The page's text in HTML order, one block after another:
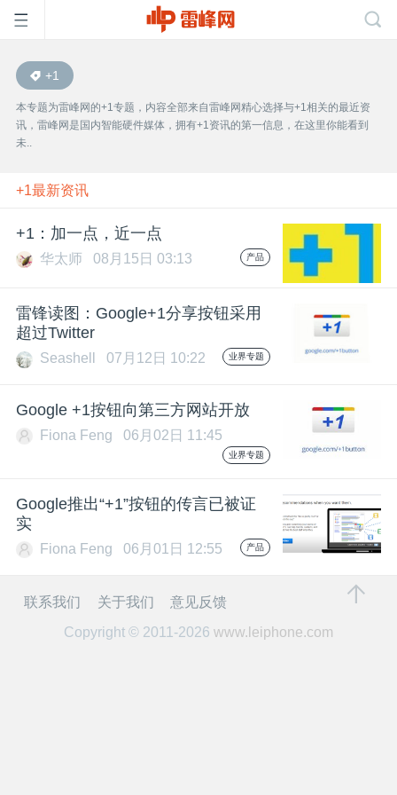
首
页
雷
峰
活
动
中
+1
本专题为雷峰网的+1专题，内容全部来自雷峰网精心选择与+1相关的最近资
讯，雷峰网是国内智能硬件媒体，拥有+1资讯的第一信息，在这里你能看到
未..
+1最新资讯
+1：加一点，近一点
华太师 08月15日 03:13 产品
雷锋读图：Google+1分享按钮采用
超过Twitter
Seashell 07月12日 10:22 业界专题
Google +1按钮向第三方网站开放
Fiona Feng 06月02日 11:45
业界专题
Google推出“+1”按钮的传言已被证
实
Fiona Feng 06月01日 12:55 产品
联系我们 关于我们
意见反馈
Copyright © 2011-2026 www.leiphone.com